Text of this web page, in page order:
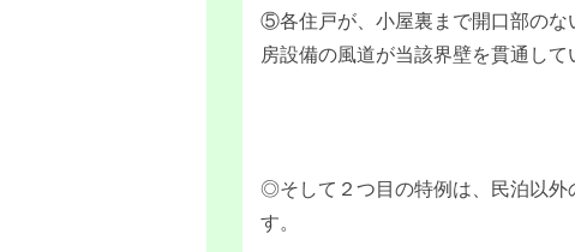
⑤各住戸が、小屋裏まで開口部のな
房設備の風道が当該界壁を貫通して
◎そして２つ目の特例は、民泊以外
す。